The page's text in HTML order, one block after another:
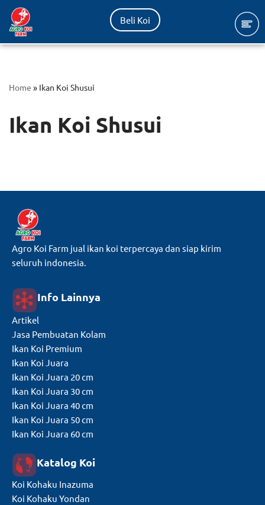
Lompat
ke
Beli Koi
Home » Ikan Koi Shusui
Ikan Koi Shusui
Agro Koi Farm jual ikan koi terpercaya dan siap kirim
seluruh indonesia.
Info Lainnya
Artikel
Jasa Pembuatan Kolam
Ikan Koi Premium
Ikan Koi Juara
Ikan Koi Juara 20 cm
Ikan Koi Juara 30 cm
Ikan Koi Juara 40 cm
Ikan Koi Juara 50 cm
Ikan Koi Juara 60 cm
Katalog Koi
Koi Kohaku Inazuma
Koi Kohaku Yondan